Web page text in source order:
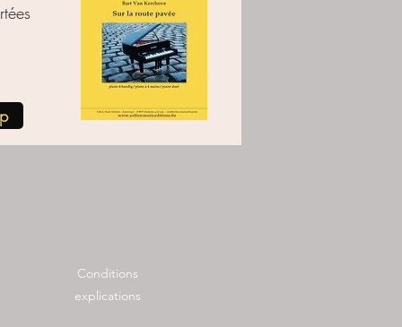
Conditions
explications